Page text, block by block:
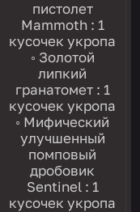
пистолет
Mammoth : 1
кусочек укропа
◦ Золотой
липкий
гранатомет : 1
кусочек укропа
◦ Мифический
улучшенный
помповый
дробовик
Sentinel : 1
кусочек укропа